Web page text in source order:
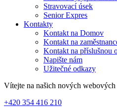
Stravovací úsek
Senior Expres
Kontakty
Kontakt na Domov
Kontakt na
Kontakt na příslušnou
Napište nám
Užitečné odkazy
Vítejte na našich nových webových
+420 354 416 210